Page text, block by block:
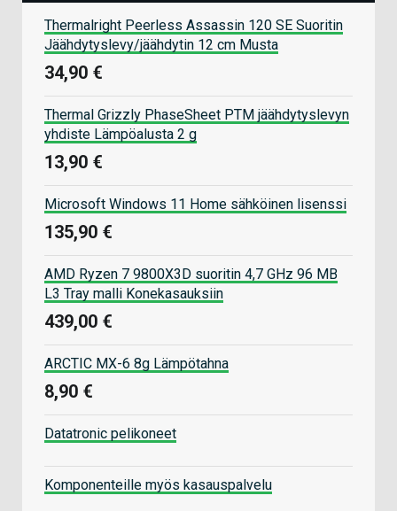
Thermalright Peerless Assassin 120 SE Suoritin
Jäähdytyslevy/jäähdytin 12 cm Musta
34,90 €
Thermal Grizzly PhaseSheet PTM jäähdytyslevyn
yhdiste Lämpöalusta 2 g
13,90 €
Microsoft Windows 11 Home sähköinen lisenssi
135,90 €
AMD Ryzen 7 9800X3D suoritin 4,7 GHz 96 MB
L3 Tray malli Konekasauksiin
439,00 €
ARCTIC MX-6 8g Lämpötahna
8,90 €
Datatronic pelikoneet
Komponenteille myös kasauspalvelu